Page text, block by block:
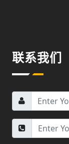
联系我们